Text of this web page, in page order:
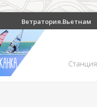
Ветратория.Вьетнам
Станция